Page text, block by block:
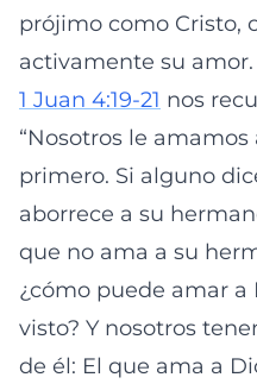
prójimo como Cristo,
activamente su amor.
1 Juan 4:19-21 nos
“Nosotros le
primero. Si alguno
aborrece a su
que no ama a su
¿cómo puede amar a
visto? Y nosotros
de él: El que ama a